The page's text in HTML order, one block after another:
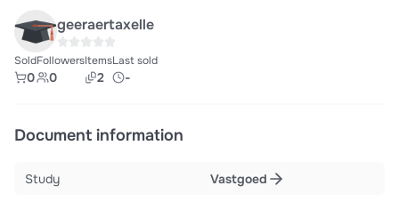
geeraertaxelle
Sold
0
Followers
0
Items
2
Last sold
-
Document information
Study
Vastgoed